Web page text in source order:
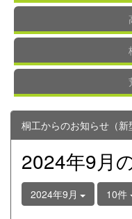
桐工からのお知らせ（新
2024年9月
2024年9月 10件